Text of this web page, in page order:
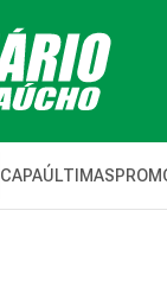
CAPAÚLTIMAS